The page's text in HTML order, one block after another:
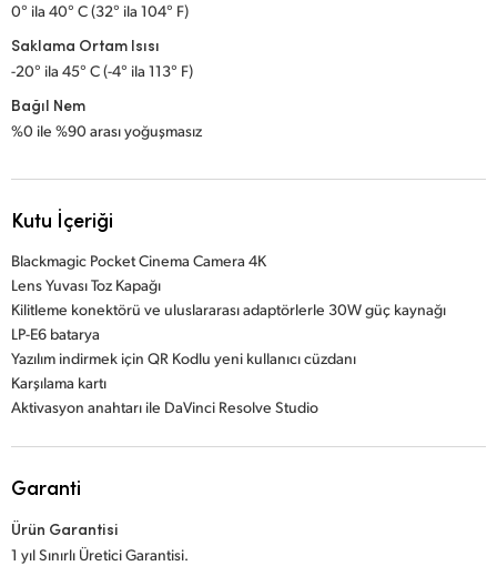
0° ila 40° C (32° ila 104° F)
Saklama Ortam Isısı
-20° ila 45° C (-4° ila 113° F)
Bağıl Nem
%0 ile %90 arası yoğuşmasız
Kutu İçeriği
Blackmagic Pocket Cinema Camera 4K
Lens Yuvası Toz Kapağı
Kilitleme konektörü ve uluslararası adaptörlerle 30W güç kaynağı
LP-E6 batarya
Yazılım indirmek için QR Kodlu yeni kullanıcı cüzdanı
Karşılama kartı
Aktivasyon anahtarı ile DaVinci Resolve Studio
Garanti
Ürün Garantisi
1 yıl Sınırlı Üretici Garantisi.